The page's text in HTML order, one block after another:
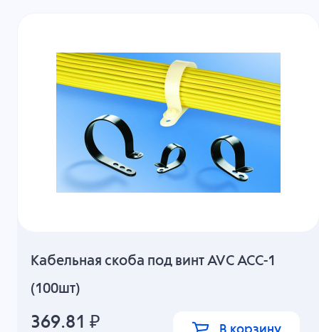
Кабельная скоба под винт AVC ACC-1
(100шт)
369.81 ₽